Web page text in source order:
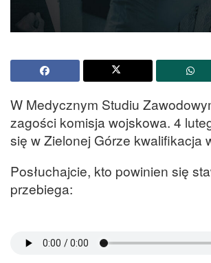
W Medycznym Studiu
zagości komisja wojskowa. 4
się w Zielonej Górze kwalifikacja
Posłuchajcie, kto powinien się
przebiega: